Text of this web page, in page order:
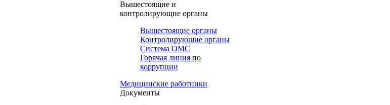
Вышестоящие и
контролирующие органы
Вышестоящие органы
Контролирующие органы
Система ОМС
Горячая линия по
коррупции
Медицинские работники
Документы